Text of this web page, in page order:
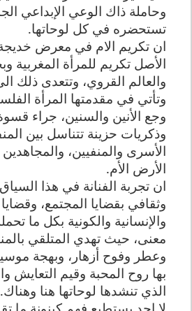
وحاملة ذاك الوعي الإبداعي
تستحضره في كل لوحاتها.
ان تكريم الام في معرض
الأصل تكريم للمرأة المغربية
والعالم القروي، وتتعدى ذلك
وتأتي في مقدمتها المرأة
وجع الأنين والسنين، جراء قسوة
وذكريات حزينة تتناسل بين
الأسرى والمنفيين،
الأرض الأم.
ان تجربة الفنانة في هذا
وثقافي بقضايا المجتمع، وقضايا
والإنسانية والكونية بكل ما
معنى، حيث تهدي المتلقي
وعطر وفوح أزهار، وبهجة
بها روح المحبة وقيم التعايش
الذي تنشدها لوحاتها هنا وهناك.